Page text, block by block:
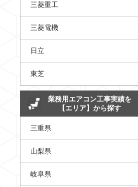
三菱重工
三菱電機
日立
東芝
業務用エアコン工事実績を
【エリア】から探す
三重県
山梨県
岐阜県